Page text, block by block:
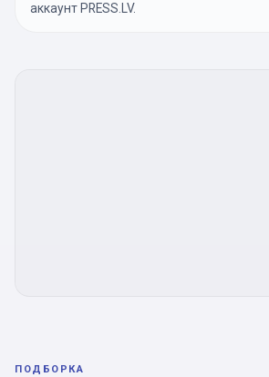
аккаунт PRESS.LV.
ПОДБОРКА